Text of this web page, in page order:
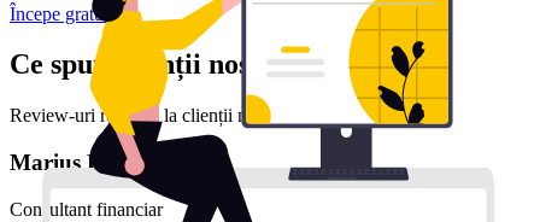
Începe gratuit
Ce spun clienții noștri
Review-uri reale de la clienții noștri mulțumiți
Marius D.
Consultant financiar